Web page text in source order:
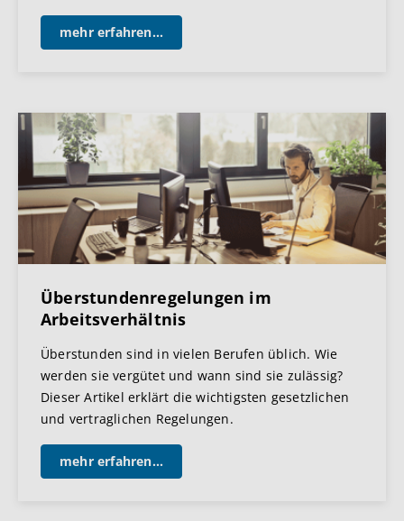
mehr erfahren...
Überstundenregelungen im
Arbeitsverhältnis
Überstunden sind in vielen Berufen üblich. Wie
werden sie vergütet und wann sind sie zulässig?
Dieser Artikel erklärt die wichtigsten gesetzlichen
und vertraglichen Regelungen.
mehr erfahren...